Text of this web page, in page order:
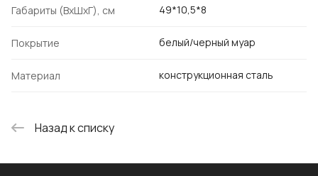
Габариты (ВхШхГ), см 49*10,5*8
Покрытие белый/черный муар
Материал конструкционная сталь
Назад к списку